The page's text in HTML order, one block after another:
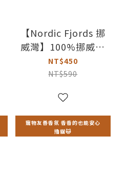
【Nordic Fjords 挪
威灣】100%挪威原
裝進口高階版野生
魚油｜100ml
NT$450
NT$590
寵物友善香氛 香香的也能安心
擼貓🐱